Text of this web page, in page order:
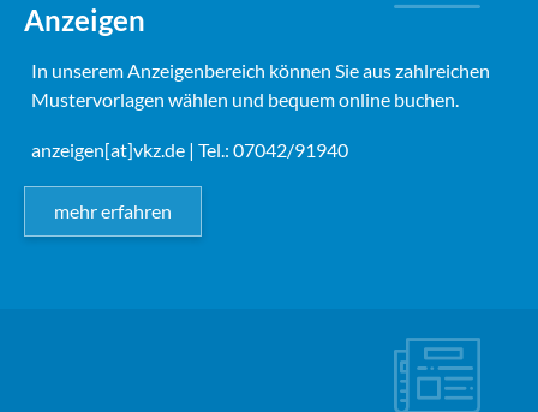
Anzeigen
In unserem Anzeigenbereich können Sie aus zahlreichen
Mustervorlagen wählen und bequem online buchen.
anzeigen[at]vkz.de | Tel.: 07042/91940
mehr erfahren